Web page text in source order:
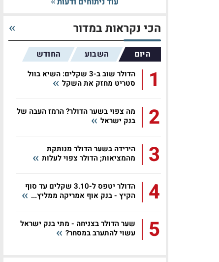
הכי נקראות במדור
היום השבוע החודש
1
הדולר שוב ב-3 שקלים: השיא בוול
סטריט מחזק את השקל
2
מה צפוי בשער הדולר? הרמז העבה של
בנק ישראל
3
הירידה בשער הדולר מנותקת
מהמציאות; הדולר צפוי לעלות
4
הדולר יטפס ל-3.10 שקלים עד סוף
הקיץ - בנק אוף אמריקה ממליץ...
5
שער הדולר בצניחה - מתי בנק ישראל
עשוי להתערב במסחר?